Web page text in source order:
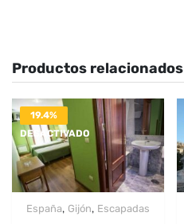
Productos relacionados
19.4%
DESACTIVADO
España, Gijón, Escapadas